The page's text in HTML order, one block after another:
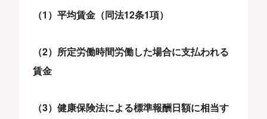
（1）平均賃金（同法12条1項）
（2）所定労働時間労働した場合に支払われる
賃金
（3）健康保険法による標準報酬日額に相当す